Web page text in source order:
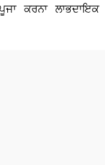
ਕਰਨਾ ਲਾਭਦਾਇਕ